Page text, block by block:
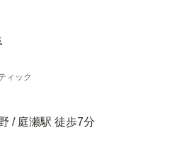
ィック
/ 庭瀬駅 徒歩7分